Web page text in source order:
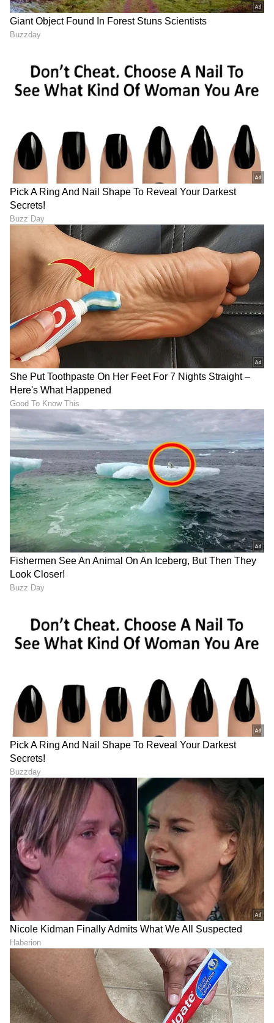
Ashwini HR
ಮಲೆನಾಡಿನ ಹೆಬ್ಬಾಗಿಲು ಶಿವಮೊಗ್ಗದ ಸ್ಥಳೀಯ ದಿನಪತ್ರಿಕೆ
ದಿನಪತ್ರಿಕೆಗಳಲ್ಲಿ ಹಾಗೂ ವೆಬ್‌ಸೈಟ್‌ಗಳಲ್ಲಿ ರಾಜಕೀಯ, ಮನರಂಜನೆ,
ಶಿಕ್ಷಣ, ಆರೋಗ್ಯ, ಟ್ರೆಂಡಿಂಗ್‌, ಲೈಫ್‌ಸ್ಟೈಲ್‌ ಕುರಿತಾದ ವಿಷಯಗಳ
ಲೇಖನಗಳನ್ನು ಬರೆದಿದ್ದೇನೆ.ಪ್ರಸ್ತುತ ಸುವರ್ಣ ಡಿಜಿಟಲ್‌ ತಂಡದ
ಭಾಗವಾಗಿ ವೃತ್ತಿ ಜೀವನ ಮುಂದುವರಿಸುತ್ತಿದ್ದೇನೆ.
ಜೀವನಶೈಲಿ ಅಡುಗೆಮನೆ ಸಲಹೆಗಳು ಮಹಿಳೆಯರು
ಆರೋಗ್ಯ
ಸಂಬಂಧ,
ಏಷ್ಯಾನೆಟ್ ಸುವರ್ಣ ನ್ಯೂಸ್‌ ಫಾಲೋ ಮಾಡಿ.
ಸಂಪೂರ್ಣ ಮಾಹಿತಿ ಒಂದೇ ಕ್ಲಿಕ್‌ನಲ್ಲಿ ಲಭ್ಯ. ಏಷ್ಯಾನೆಟ್
ಸುವರ್ಣ ನ್ಯೂಸ್ ಅಧಿಕೃತ ಆ್ಯಪ್ ಡೌನ್‌ಲೋಡ್ ಮಾಡಿ
ಹಾಗು ಎಲ್ಲಾ ಅಪ್‌ಡೇಟ್ ಗಳನ್ನು ಪಡೆಯಿರಿ.
DOWNLOAD APP
RECOMMENDED STORIES
ಫ್ರಿಡ್ಜ್ ಬಳಕೆಯ ಈ ಸತ್ಯಗಳು
ನಿಮಗೆ ತಿಳಿದಿದೆಯೇ? ತಾಪಮಾನ,
ಸ್ವಚ್ಛತೆ, ಬಳಕೆ ಟಿಪ್ಸ್
ಕಬ್ಬಿಣ Vs ನಾನ್‌ಸ್ಟಿಕ್ ? ಯಾವ
ಕಾವಲಿ ಮೇಲೆ ದೋಸೆ ಟೇಸ್ಟಿ
ಆಗುತ್ತೆ? ಎರಡರಲ್ಲಿ ಬೆಸ್ಟ್
ಯಾವುದು?
ಈ ಪದಾರ್ಥ ಸೇರಿಸಿ ಒಗ್ಗರಣೆ
ಹಾಕಿ.. ಮುಖ ಮಾತ್ರವಲ್ಲ
ಗೋಡೆಗೂ ಎಣ್ಣೆ ಸಿಡಿಯಲ್ಲ
ಗೋಡೆ ಮೇಲೆ ಮಕ್ಕಳು
ಗೀಚಿದ್ದಾರಾ? ಬಟ್ಟೆಗೆ ಚ್ಯೂಯಿಂಗ್​
ಗಮ್ ಅಂಟಿದ್ಯಾ? ಚಸ್ಮಕ್ಕೆ ಗೀರು
ಬಿದ್ದಿದ್ಯಾ? ಚಿಂತೆ ಬಿಡಿ
LATEST VIDEOS
"ರಾಜಕೀಯ ಬೇಡ, ಸಿನಿಮಾನೇ ಪ್ರಾಣ":
ಕನಕೋತ್ಸವದಲ್ಲಿ ರಿಷಬ್ ಶೆಟ್ಟಿ | Rishab
Shetty speech | Suvarna News
ಶೇ.50 ರಿಂದ ಶೇ.18 ಕ್ಕೆ TAX ಇಳಿಕೆ: ಮೋದಿ-
ಟ್ರಂಪ್ ಐತಿಹಾಸಿಕ ಒಪ್ಪಂದ | India US